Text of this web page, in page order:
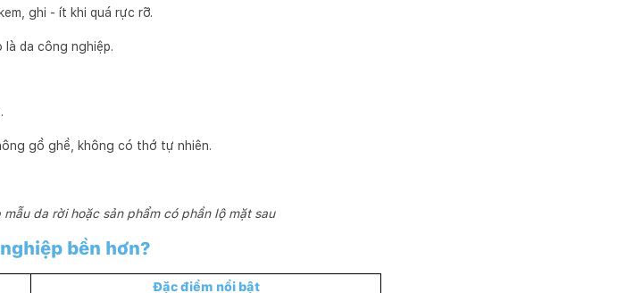
ghi - ít khi quá rực rỡ.
là da công nghiệp.
gồ ghề, không có thớ tự nhiên.
da rời hoặc sản phẩm có phần lộ mặt sau
bền hơn?
Đặc điểm nổi bật